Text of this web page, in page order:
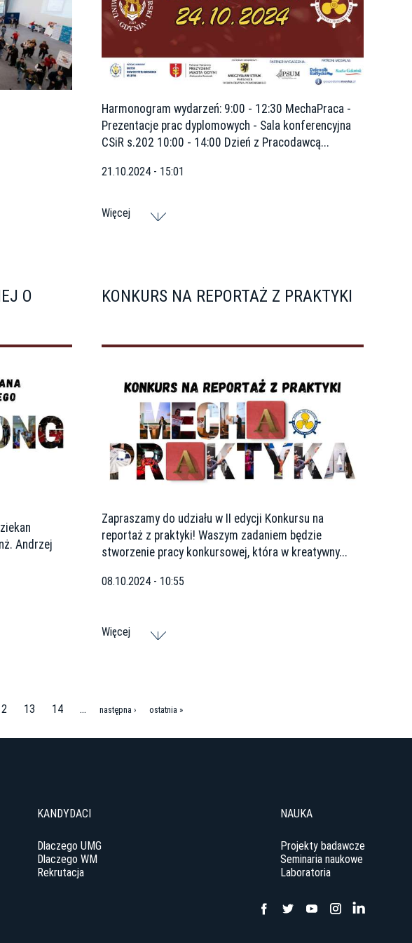
Harmonogram wydarzeń: 9:00 - 12:30 MechaPraca -
Prezentacje prac dyplomowych - Sala konferencyjna
CSiR s.202 10:00 - 14:00 Dzień z Pracodawcą...
21.10.2024 - 15:01
Więcej
O
Andrzej
KONKURS NA REPORTAŻ Z PRAKTYKI
Zapraszamy do udziału w II edycji Konkursu na
reportaż z praktyki! Waszym zadaniem będzie
stworzenie pracy konkursowej, która w kreatywny...
08.10.2024 - 10:55
Więcej
13 14 … następna › ostatnia »
KANDYDACI
Dlaczego UMG
Dlaczego WM
Rekrutacja
NAUKA
Projekty badawcze
Seminaria naukowe
Laboratoria